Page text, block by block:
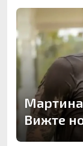
Мартина
Вижте